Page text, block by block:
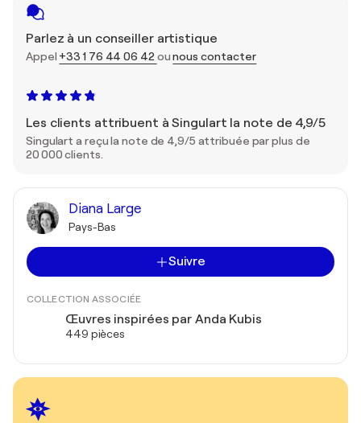
Parlez à un conseiller artistique
Appel +33 1 76 44 06 42 ounous contacter
Les clients attribuent à Singulart la note de 4,9/5
Singulart a reçu la note de 4,9/5 attribuée par plus de
20 000 clients.
Diana Large
Pays-Bas
Suivre
COLLECTION ASSOCIÉE
Œuvres inspirées par Anda Kubis
449 pièces